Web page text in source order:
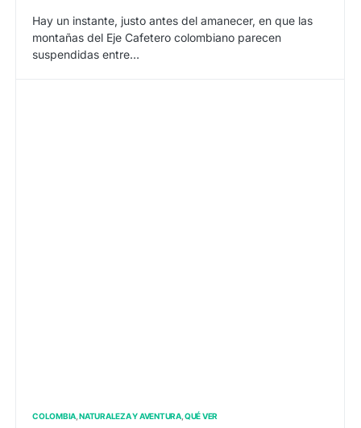
Hay un instante, justo antes del amanecer, en que las
montañas del Eje Cafetero colombiano parecen
suspendidas entre…
COLOMBIA NATURALEZA Y AVENTURA QUÉ VER